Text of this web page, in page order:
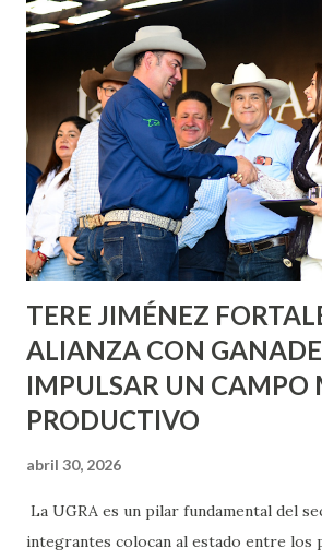
Corazón Urbano y el Municipio capital.
informó que en este programa se
metros cuadrados de pintura, para dar
Nieto, entre Jesús F. Elizondo y la calle
lo que se aplicará pintura en 66 casas.
llevará este programa a Villas de
Asunción, Avenida Alameda y Decreto
los edificios FOVISSSTE Ojo de Agua,
Norias de Paso Hondo y en los edificios
TERE JIMÉNEZ
ALIANZA CON
IMPULSAR UN CAMPO
PRODUCTIVO
abril 30, 2026
La UGRA es un pilar fundamental del
integrantes colocan al estado entre los